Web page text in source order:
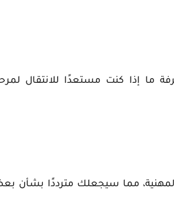
ما إذا كنت مستعدًا للانتقال
مما سيجعلك مترددًا بشأن بعض